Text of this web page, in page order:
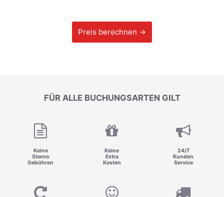
Preis berechnen →
FÜR ALLE BUCHUNGSARTEN GILT
Keine
Storno
Gebühren
Keine
Extra
Kosten
24/7
Kunden
Service